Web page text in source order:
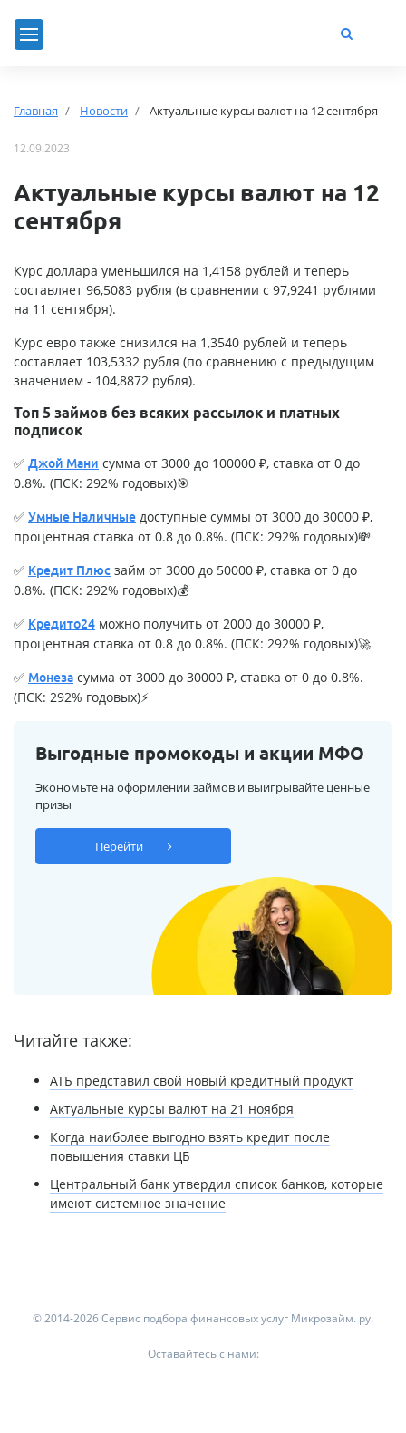
Главная Новости Актуальные курсы валют на 12 сентября
12.09.2023
Актуальные курсы валют на 12
сентября
Курс доллара уменьшился на 1,4158 рублей и теперь
составляет 96,5083 рубля (в сравнении с 97,9241 рублями
на 11 сентября).
Курс евро также снизился на 1,3540 рублей и теперь
составляет 103,5332 рубля (по сравнению с предыдущим
значением - 104,8872 рубля).
Топ 5 займов без всяких рассылок и платных
подписок
✅ Джой Мани сумма от 3000 до 100000 ₽, ставка от 0 до
0.8%. (ПСК: 292% годовых)🎯
✅ Умные Наличные доступные суммы от 3000 до 30000 ₽,
процентная ставка от 0.8 до 0.8%. (ПСК: 292% годовых)💸
✅ Кредит Плюс займ от 3000 до 50000 ₽, ставка от 0 до
0.8%. (ПСК: 292% годовых)💰
✅ Кредито24 можно получить от 2000 до 30000 ₽,
процентная ставка от 0.8 до 0.8%. (ПСК: 292% годовых)🚀
✅ Монеза сумма от 3000 до 30000 ₽, ставка от 0 до 0.8%.
(ПСК: 292% годовых)⚡
Выгодные промокоды и акции МФО
Экономьте на оформлении займов и выигрывайте ценные
призы
Перейти
Читайте также:
АТБ представил свой новый кредитный продукт
Актуальные курсы валют на 21 ноября
Когда наиболее выгодно взять кредит после
повышения ставки ЦБ
Центральный банк утвердил список банков, которые
имеют системное значение
© 2014-2026 Сервис подбора финансовых услуг Микрозайм. ру.
Оставайтесь с нами: